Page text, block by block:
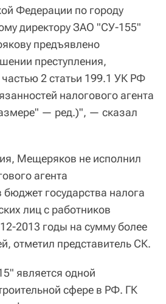
Федерации по городу
директору ЗАО "СУ-155"
предъявлено
преступления,
2 статьи 199.1 УК РФ
налогового агента
— ред.)", — сказал
Мещеряков не исполнил
агента
государства налога
лиц с работников
2013 годы на сумму более
отметил представитель СК.
является одной
сфере в РФ. ГК